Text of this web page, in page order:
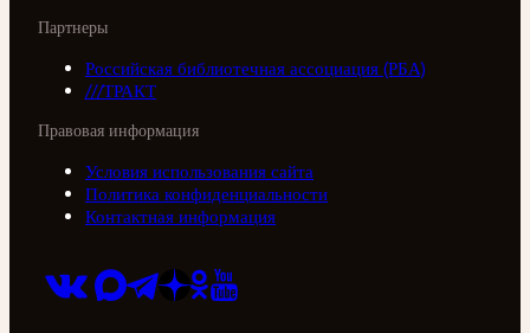
Партнеры
Российская библиотечная ассоциация (РБА)
///ТРАКТ
Правовая информация
Условия использования сайта
Политика конфиденциальности
Контактная информация